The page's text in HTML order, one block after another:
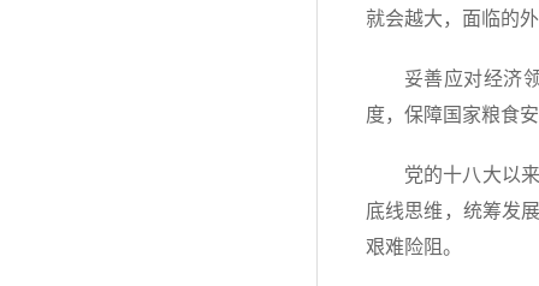
就会越大，面临的
妥善应对经济
度，保障国家粮食
党的十八大以
底线思维，统筹发
艰难险阻。